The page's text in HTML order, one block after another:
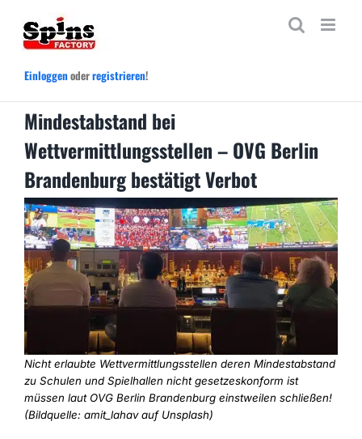
Inhalt
springen
Einloggenoderregistrieren!
Mindestabstand bei
Wettvermittlungsstellen – OVG Berlin
Brandenburg bestätigt Verbot
Nicht erlaubte Wettvermittlungsstellen deren Mindestabstand
zu Schulen und Spielhallen nicht gesetzeskonform ist
müssen laut OVG Berlin Brandenburg einstweilen schließen!
(Bildquelle: amit_lahav auf Unsplash)